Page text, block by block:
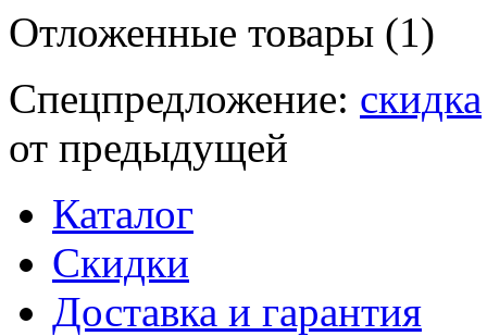
Отложенные товары (1)
Спецпредложение: скидка
от предыдущей
Каталог
Скидки
Доставка и гарантия